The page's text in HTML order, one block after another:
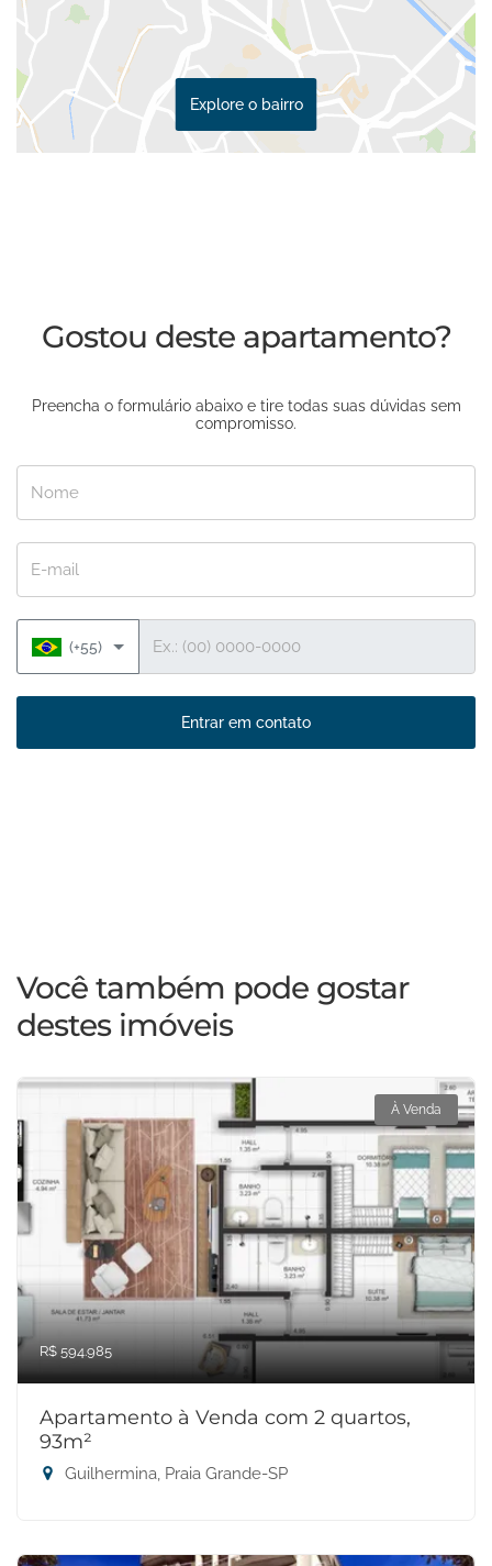
Explore o bairro
Gostou deste apartamento?
Preencha o formulário abaixo e tire todas suas dúvidas sem
compromisso.
(+55)
Entrar em contato
Você também pode gostar
destes imóveis
À Venda
R$ 594.985
Apartamento à Venda com 2 quartos,
93m²
Guilhermina, Praia Grande-SP